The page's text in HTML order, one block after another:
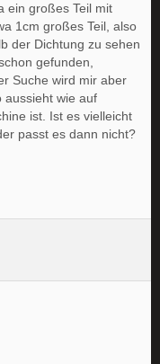
ein großes Teil mit
1cm großes Teil, also
der Dichtung zu sehen
gefunden,
Suche wird mir aber
aussieht wie auf
ist. Ist es vielleicht
passt es dann nicht?